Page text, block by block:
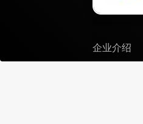
企业介绍